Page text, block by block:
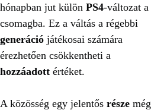
hónapban jut külön PS4-változat a
csomagba. Ez a váltás a régebbi
generáció játékosai számára
érezhetően csökkentheti a
hozzáadott értéket.
A közösség egy jelentős része még